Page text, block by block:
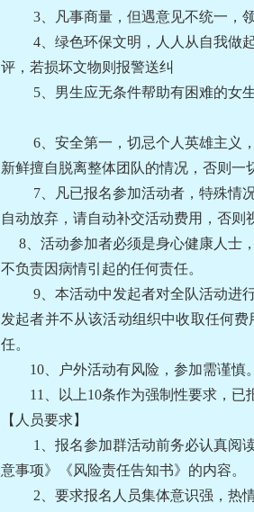
3、凡事商量，但遇意见不统一，领
4、绿色环保文明，人人从自我做起
评，若损坏文物则报警送纠
5、男生应无条件帮助有困难的女生
6、安全第一，切忌个人英雄主义，
新鲜擅自脱离整体团队的情况，否则一
7、凡已报名参加活动者，特殊情况
自动放弃，请自动补交活动费用，否则
8、活动参加者必须是身心健康人士
不负责因病情引起的任何责任。
9、本活动中发起者对全队活动进行
发起者并不从该活动组织中收取任何
任。
10、户外活动有风险，参加需谨慎
11、以上10条作为强制性要求，已
【人员要求】
1、报名参加群活动前务必认真阅读
意事项》《风险责任告知书》的内容。
2、要求报名人员集体意识强，